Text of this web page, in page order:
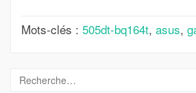
Mots-clés : 505dt-bq164t, asus,